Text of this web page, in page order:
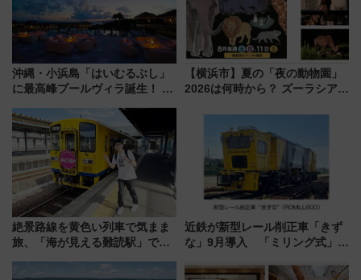
沖縄・小浜島「はいむるぶし」
に最高峰プールヴィラ誕生！ 石
美旅「何もしない贅沢」を体験
してみない？
【横浜市】夏の「夜の動物園」
2026は何時から？ ズーラシア・
見どころ、限定イベントを徹底
絶景路線を黄色い列車で気まま
旅、「海が見える難読駅」で幸
近鉄が新型レール削正車「きず
な」9月導入 「ミリング式」採
化！安全性や乗り心地の向上に